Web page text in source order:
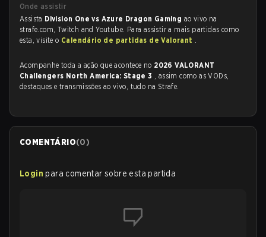
Onde assistir
Assista Division One vs Azure Dragon Gaming ao vivo na
strafe.com, Twitch and Youtube. Para assistir a mais partidas como
esta, visite o Calendário de partidas de Valorant .
Acompanhe toda a ação que acontece no 2026 VALORANT
Challengers North America: Stage 3 , assim como as VODs,
destaques e transmissões ao vivo, tudo na Strafe.
COMENTÁRIO(0)
Login para comentar sobre esta partida